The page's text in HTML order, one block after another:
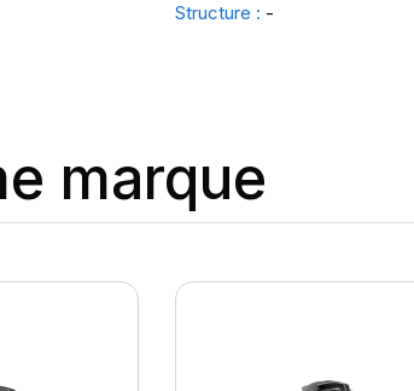
Structure : -
marque